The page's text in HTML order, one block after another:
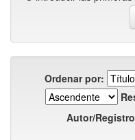
Ordenar por:
Autor/